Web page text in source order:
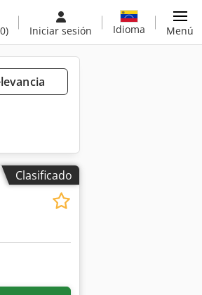
Iniciar sesión Idioma Menú
Clasificado